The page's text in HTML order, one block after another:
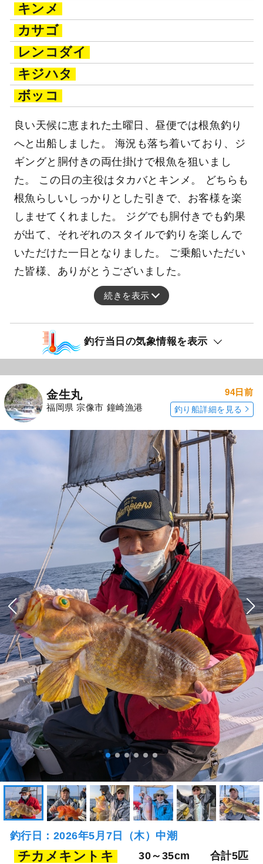
キンメ
カサゴ
レンコダイ
キジハタ
ボッコ
良い天候に恵まれた土曜日、昼便では根魚釣り
へと出船しました。 海況も落ち着いており、ジ
ギングと胴付きの両仕掛けで根魚を狙いまし
た。 この日の主役はタカバとキンメ。 どちらも
根魚らしいしっかりとした引きで、お客様を楽
しませてくれました。 ジグでも胴付きでも釣果
が出て、それぞれのスタイルで釣りを楽しんで
いただけた一日となりました。 ご乗船いただい
た皆様、ありがとうございました。
続きを表示
釣行当日の気象情報を表示
金生丸
福岡県 宗像市 鐘崎漁港
94日前
釣り船詳細を見る
釣行日：2026年5月7日（木）中潮
チカメキントキ 30～35cm 合計5匹